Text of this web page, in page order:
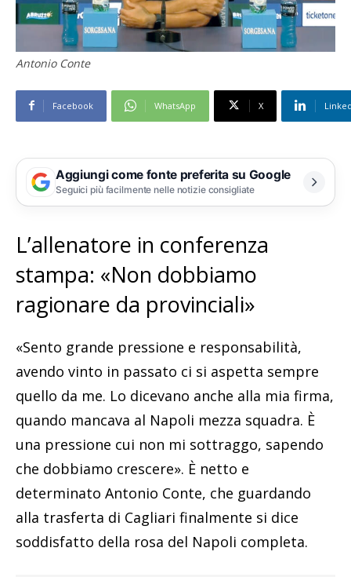
Antonio Conte
Facebook WhatsApp X
Aggiungi come fonte preferita su Google
Seguici più facilmente nelle notizie consigliate
L’allenatore in conferenza
stampa: «Non dobbiamo
ragionare da provinciali»
«Sento grande pressione e responsabilità,
avendo vinto in passato ci si aspetta sempre
quello da me. Lo dicevano anche alla mia firma,
quando mancava al Napoli mezza squadra. È
una pressione cui non mi sottraggo, sapendo
che dobbiamo crescere». È netto e
determinato Antonio Conte, che guardando
alla trasferta di Cagliari finalmente si dice
soddisfatto della rosa del Napoli completa.